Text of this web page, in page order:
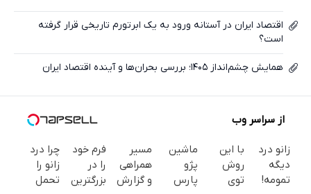
اقتصاد ایران در آستانه ورود به یک ابرتورم تاریخی قرار گرفته
است؟
همایش چشم‌انداز ۱۴۰۵؛ بررسی بحران‌ها و آینده اقتصاد ایران
از سراسر وب
زانو درد
دیگه
تمومه!
با این
روش
توی
ماشین
پژو
پارس
مسیر
همراهی
و گزارش
فرم خود
را در
بزرگترین
چرا درد
زانو را
تحمل